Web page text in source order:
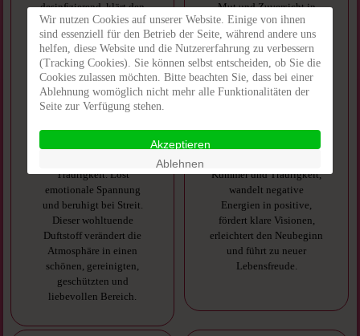
desinﬁzierend, klärt den
Geist und schützt vor
negativen spirituellen
Gegebenheiten. Wandelt
negative Schwingungen
in positive, vertreibt
Ängste, stärkt die Abwehr
und reinigt die
Atmosphäre. Hellt das
Traurigkeit. Löst
emotionale Spannung
und beruhigt bei Streit.
Dieser wohltuende
Duftstoff verändert die
Atmosphäre in einen
schönen, gereinigten,
geschützten und
liebevollen Bereich.
Mut und Zuversicht in
schweren Zeiten. Löst
depressive
Spannungszustände und
hilft bei Trauer. Wirkt
ausgleichend bei Unruhe
und Freudlosigkeit und
Wirkung. Diese
Kummer und Traurigkeit,
wandelt negative
Energien in positive,
fördert klare Visionen,
erleichtert den Neubeginn
und führt zu neuer
Lebensfreude.
Wir nutzen Cookies auf unserer Website. Einige von ihnen
sind essenziell für den Betrieb der Seite, während andere uns
helfen, diese Website und die Nutzererfahrung zu verbessern
(Tracking Cookies). Sie können selbst entscheiden, ob Sie die
Cookies zulassen möchten. Bitte beachten Sie, dass bei einer
Ablehnung womöglich nicht mehr alle Funktionalitäten der
Seite zur Verfügung stehen.
Akzeptieren
Ablehnen